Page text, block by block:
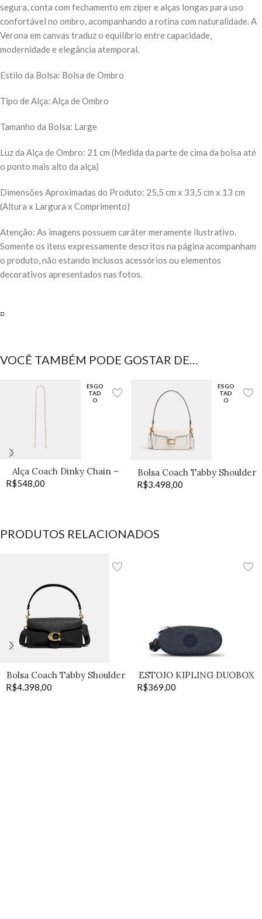
segura, conta com fechamento em zíper e alças longas para uso
confortável no ombro, acompanhando a rotina com naturalidade. A
Verona em canvas traduz o equilíbrio entre capacidade,
modernidade e elegância atemporal.
Estilo da Bolsa: Bolsa de Ombro
Tipo de Alça: Alça de Ombro
Tamanho da Bolsa: Large
Luz da Alça de Ombro: 21 cm (Medida da parte de cima da bolsa até
o ponto mais alto da alça)
Dimensões Aproximadas do Produto: 25,5 cm x 33,5 cm x 13 cm
(Altura x Largura x Comprimento)
Atenção: As imagens possuem caráter meramente ilustrativo.
Somente os itens expressamente descritos na página acompanham
o produto, não estando inclusos acessórios ou elementos
decorativos apresentados nas fotos.
▫️
VOCÊ TAMBÉM PODE GOSTAR DE…
ESGO
TAD
O
Alça Coach Dinky Chain –
R$548,00
ESGO
TAD
O
Bolsa Coach Tabby Shoulder
R$3.498,00
PRODUTOS RELACIONADOS
Bolsa Coach Tabby Shoulder
26 preta
R$4.398,00
ESTOJO KIPLING DUOBOX
R$369,00